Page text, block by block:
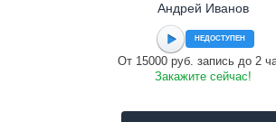
Андрей Иванов
НЕДОСТУПЕН
От 15000 руб. запись до 2
Закажите сейчас!